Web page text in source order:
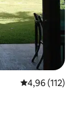
4,96 de uma
4,96 (112)